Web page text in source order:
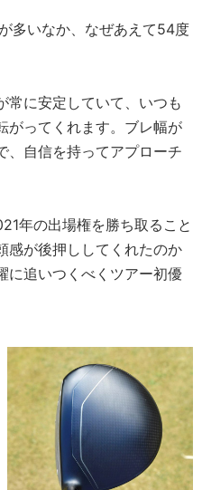
多いなか、なぜあえて54度
常に安定していて、いつも
がってくれます。ブレ幅が
、自信を持ってアプローチ
年の出場権を勝ち取ること
感が後押ししてくれたのか
に追いつくべくツアー初優